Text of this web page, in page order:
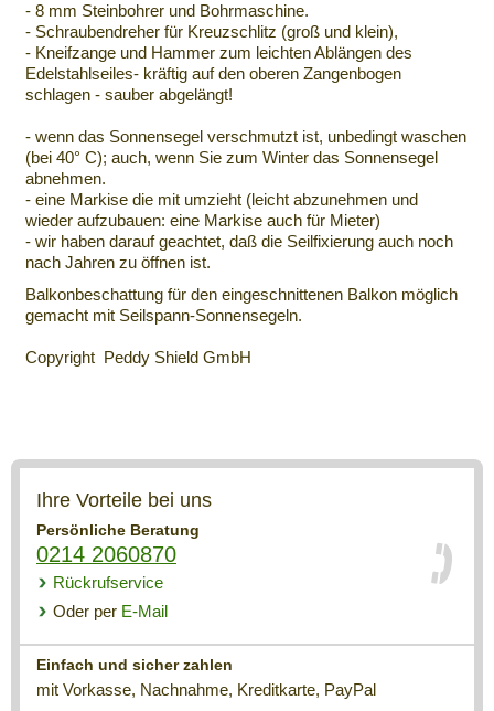
- 8 mm Steinbohrer und Bohrmaschine.
- Schraubendreher für Kreuzschlitz (groß und klein),
- Kneifzange und Hammer zum leichten Ablängen des
Edelstahlseiles- kräftig auf den oberen Zangenbogen
schlagen - sauber abgelängt!
- wenn das Sonnensegel verschmutzt ist, unbedingt waschen
(bei 40° C); auch, wenn Sie zum Winter das Sonnensegel
abnehmen.
- eine Markise die mit umzieht (leicht abzunehmen und
wieder aufzubauen: eine Markise auch für Mieter)
- wir haben darauf geachtet, daß die Seilfixierung auch noch
nach Jahren zu öffnen ist.
Balkonbeschattung für den eingeschnittenen Balkon möglich
gemacht mit Seilspann-Sonnensegeln.
Copyright Peddy Shield GmbH
Ihre Vorteile bei uns
Persönliche Beratung
0214 2060870
Rückrufservice
Oder per E-Mail
Einfach und sicher zahlen
mit Vorkasse, Nachnahme, Kreditkarte, PayPal